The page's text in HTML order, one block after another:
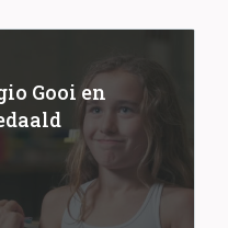
Gooi en